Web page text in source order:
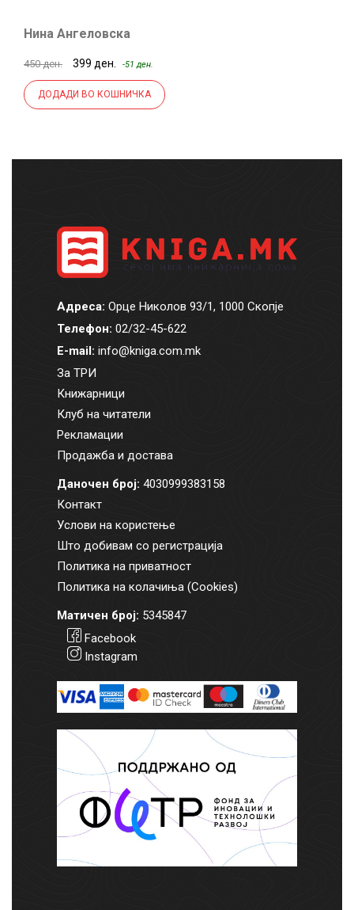
Нина Ангеловска
450 ден. 399 ден. -51 ден.
ДОДАДИ ВО КОШНИЧКА
Адреса: Орце Николов 93/1, 1000 Скопје
Телефон: 02/32-45-622
E-mail: info@kniga.com.mk
За ТРИ
Книжарници
Клуб на читатели
Рекламации
Продажба и достава
Даночен број: 4030999383158
Контакт
Услови на користење
Што добивам со регистрација
Политика на приватност
Политика на колачиња (Cookies)
Матичен број: 5345847
Facebook
Instagram